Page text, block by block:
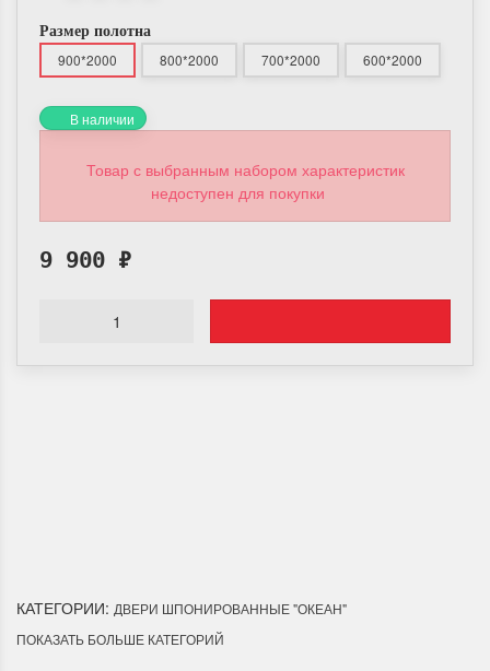
Размер полотна
900*2000 800*2000 700*2000 600*2000
В наличии
Товар с выбранным набором характеристик
недоступен для покупки
9 900 ₽
КАТЕГОРИИ: ДВЕРИ ШПОНИРОВАННЫЕ "ОКЕАН"
ПОКАЗАТЬ БОЛЬШЕ КАТЕГОРИЙ